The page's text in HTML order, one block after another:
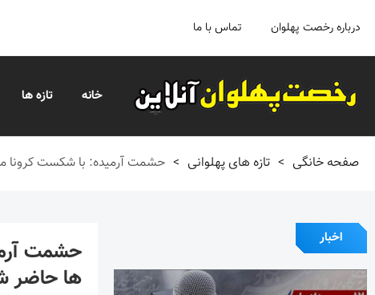
درباره رخصت پهلوان تماس با ما
خانه تازه ها
صفحه خانگی > تازه های پهلوانی > حشمت آرمیده: با شکست کرونا
اخبار
حشمت
ها حاضر